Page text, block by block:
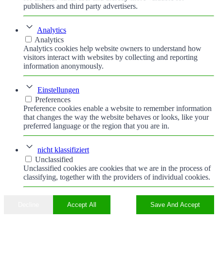
publishers and third party advertisers.
Analytics
Analytics
Analytics cookies help website owners to understand how
visitors interact with websites by collecting and reporting
information anonymously.
Einstellungen
Preferences
Preference cookies enable a website to remember information
that changes the way the website behaves or looks, like your
preferred language or the region that you are in.
nicht klassifiziert
Unclassified
Unclassified cookies are cookies that we are in the process of
classifying, together with the providers of individual cookies.
Accept All Save And Accept